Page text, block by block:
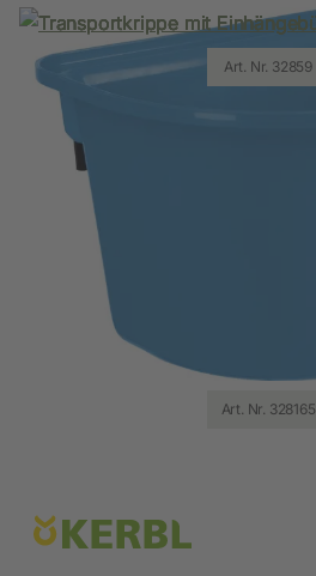
Art. Nr. 328165
Art. Nr. 328166
Art. Nr. 32851
Art. Nr. 32852
Art. Nr. 32855
Art. Nr. 32853
Art. Nr. 32859